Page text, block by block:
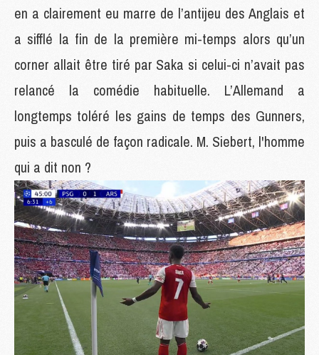
en a clairement eu marre de l’antijeu des Anglais et
a sifflé la fin de la première mi-temps alors qu’un
corner allait être tiré par Saka si celui-ci n’avait pas
relancé la comédie habituelle. L’Allemand a
longtemps toléré les gains de temps des Gunners,
puis a basculé de façon radicale. M. Siebert, l'homme
qui a dit non ?